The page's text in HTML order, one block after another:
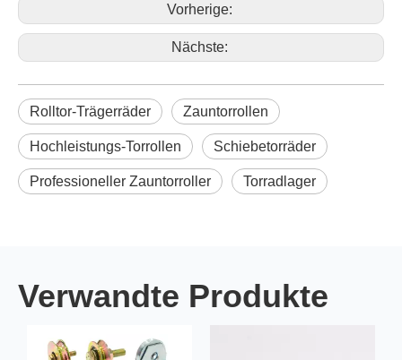
Vorherige:
Nächste:
Rolltor-Trägerräder Zauntorrollen
Hochleistungs-Torrollen Schiebetorräder
Professioneller Zauntorroller Torradlager
Verwandte Produkte